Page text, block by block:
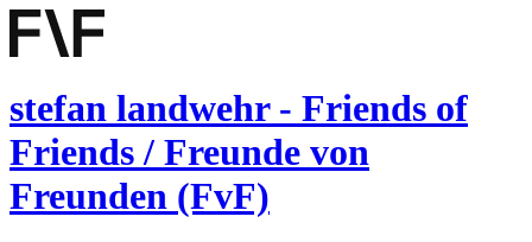
stefan landwehr - Friends of
Friends / Freunde von
Freunden (FvF)